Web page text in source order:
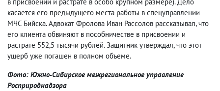
касается его предыдущего места работы в спецуправлении
МЧС Бийска. Адвокат Фролова Иван Рассолов рассказывал, что
его клиента обвиняют в пособничестве в присвоении и
растрате 552,5 тысячи рублей. Защитник утверждал, что этот
ущерб уже погашен в полном объеме.
Фото: Южно-Сибирское межрегиональное управление
Росприроднадзора